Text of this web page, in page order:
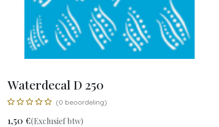
Waterdecal D 250
(0 beoordeling)
1,50 €(Exclusief btw)